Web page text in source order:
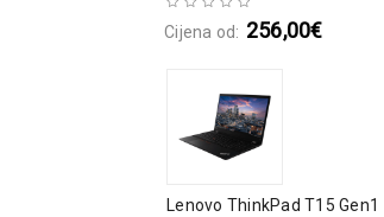
Cijena od: 256,00€
Lenovo ThinkPad T15 Gen1